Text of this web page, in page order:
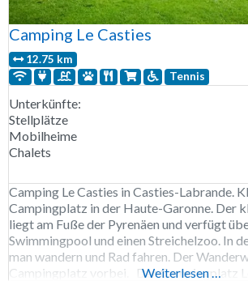
Camping Le Casties
12.75 km
Tennis
Unterkünfte:
Stellplätze
Mobilheime
Chalets
Camping Le Casties in Casties-Labrande.
Campingplatz in der Haute-Garonne. Der
liegt am Fuße der Pyrenäen und verfügt
Swimmingpool und einen Streichelzoo. In
man wandern und Rad fahren. Der
Campingplatz vorbei. Der Campingplatz
Weiterlesen …